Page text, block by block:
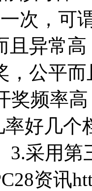
次，可
且异常
，公平
奖频率
好几个
3.采用
资讯